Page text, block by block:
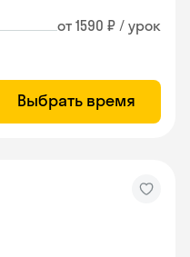
от 1590 ₽ / урок
Выбрать время